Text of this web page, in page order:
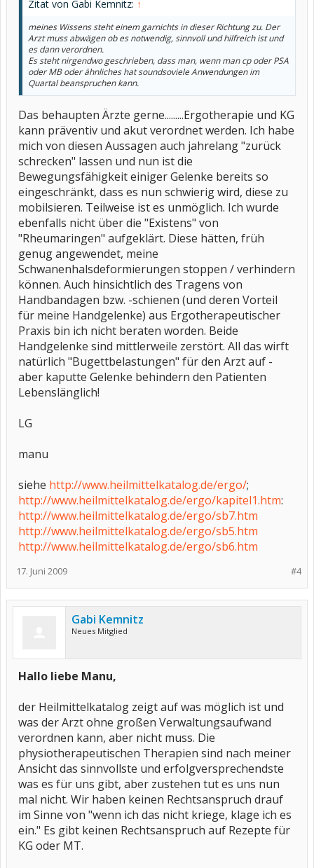
Zitat von Gabi Kemnitz: ↑
meines Wissens steht einem garnichts in dieser Richtung zu. Der
Arzt muss abwägen ob es notwendig, sinnvoll und hilfreich ist und
es dann verordnen.
Es steht nirgendwo geschrieben, dass man, wenn man cp oder PSA
oder MB oder ähnliches hat soundsoviele Anwendungen im
Quartal beanspruchen kann.
Das behaupten Ärzte gerne.........Ergotherapie und KG
kann präventiv und akut verordnet werden. Ich habe
mich von diesen Aussagen auch jahrelang "zurück
schrecken" lassen und nun ist die
Bewegungsfähigkeit einiger Gelenke bereits so
eingeschränkt, dass es nun schwierig wird, diese zu
mobilsieren. Teilweise ist es unmöglich. Ich wurde
ebenfalls nicht über die "Existens" von
"Rheumaringen" aufgeklärt. Diese hätten, früh
genug angewendet, meine
Schwanenhalsdeformierungen stoppen / verhindern
können. Auch hinsichtlich des Tragens von
Handbandagen bzw. -schienen (und deren Vorteil
für meine Handgelenke) aus Ergotherapeutischer
Praxis bin ich nicht beraten worden. Beide
Handgelenke sind mittlerweile zerstört. All das wirft
natürlich "Bugettbelastungen" für den Arzt auf -
aber kaputte Gelenke behindern den Patienten
Lebenslänglich!
LG
manu
siehe http://www.heilmittelkatalog.de/ergo/;
http://www.heilmittelkatalog.de/ergo/kapitel1.htm:
http://www.heilmittelkatalog.de/ergo/sb7.htm
http://www.heilmittelkatalog.de/ergo/sb5.htm
http://www.heilmittelkatalog.de/ergo/sb6.htm
#4
17. Juni 2009
Gabi Kemnitz
Neues Mitglied
Hallo liebe Manu,
der Heilmittelkatalog zeigt auf was möglich ist und
was der Arzt ohne großen Verwaltungsaufwand
verordnen kann, aber nicht muss. Die
physiotherapeutischen Therapien sind nach meiner
Ansicht das sinnvollste und erfolgversprechendste
was es für uns gibt, aber zustehen tut es uns nun
mal nicht. Wir haben keinen Rechtsanspruch drauf
im Sinne von "wenn ich das nicht kriege, klage ich es
ein." Es gibt keinen Rechtsanspruch auf Rezepte für
KG oder MT.